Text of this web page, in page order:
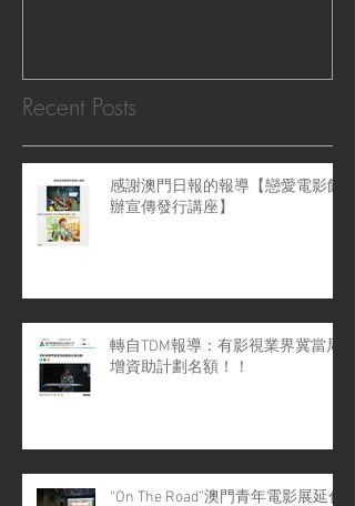
Recent Posts
感謝澳門日報的報導【戀愛電影館
辦宣傳發行講座】
轉自TDM報導：有影視業界冀當局
增資助計劃名額！！
“On The Road”澳門青年電影展延伸